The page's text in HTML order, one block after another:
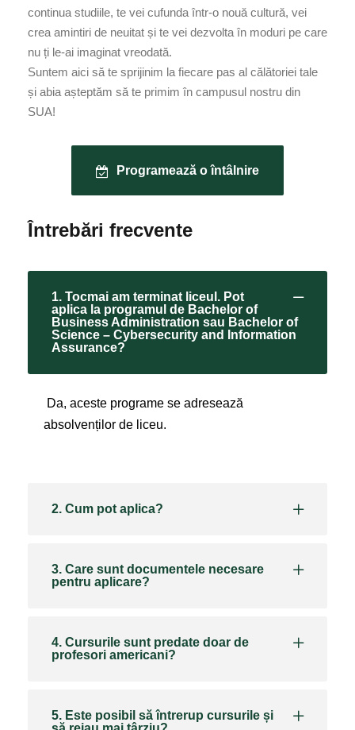
continua studiile, te vei cufunda într-o nouă cultură, vei
crea amintiri de neuitat și te vei dezvolta în moduri pe care
nu ți le-ai imaginat vreodată.
Suntem aici să te sprijinim la fiecare pas al călătoriei tale
și abia așteptăm să te primim în campusul nostru din
SUA!
Programează o întâlnire
Întrebări frecvente
1. Tocmai am terminat liceul. Pot
aplica la programul de Bachelor of
Business Administration sau Bachelor of
Science – Cybersecurity and Information
Assurance?
Da, aceste programe se adresează
absolvenților de liceu.
2. Cum pot aplica?
3. Care sunt documentele necesare
pentru aplicare?
4. Cursurile sunt predate doar de
profesori americani?
5. Este posibil să întrerup cursurile și